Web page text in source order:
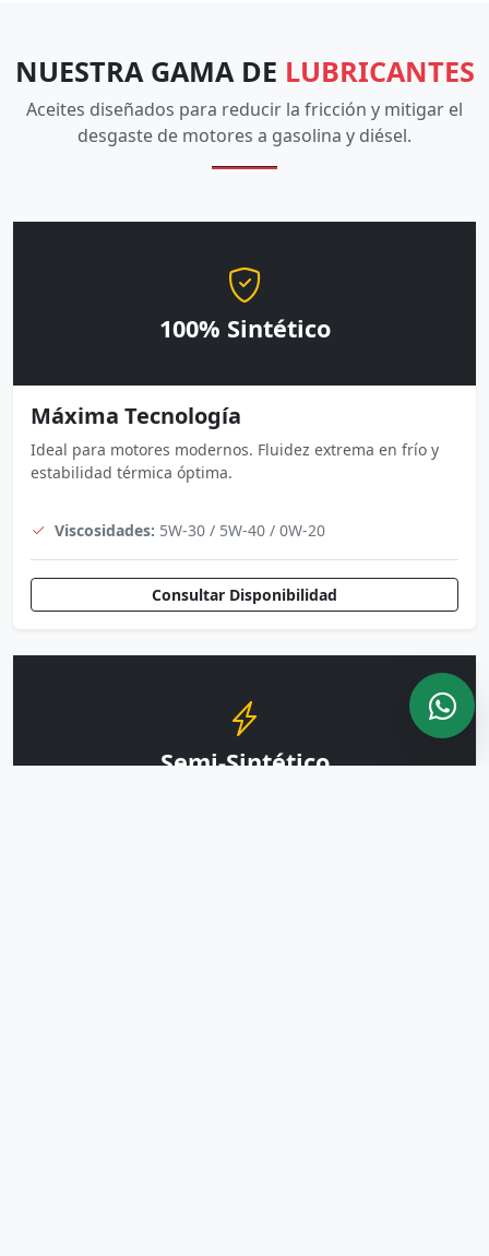
NUESTRA GAMA DE LUBRICANTES
Aceites diseñados para reducir la fricción y mitigar el
desgaste de motores a gasolina y diésel.
100% Sintético
Máxima Tecnología
Ideal para motores modernos. Fluidez extrema en frío y
estabilidad térmica óptima.
Viscosidades: 5W-30 / 5W-40 / 0W-20
Consultar Disponibilidad
Semi-Sintético